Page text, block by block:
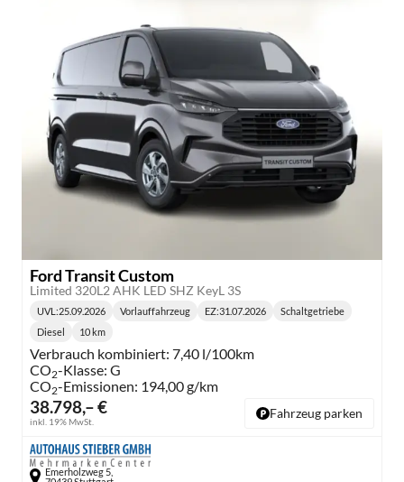
Ford Transit Custom
Limited 320L2 AHK LED SHZ KeyL 3S
38.798,– €
inkl. 19% MwSt.
Lieferzeit:
UVL :25.09.2026 Vorlauffahrzeug EZ:31.07.2026
Getriebe:
Schaltgetriebe
Kraftstoff:
Diesel
Kilometerstand:
10 km
Verbrauch kombiniert: 7,40 l/100km
CO2-Klasse: G
CO2-Emissionen: 194,00 g/km
Fahrzeug parken
Emerholzweg 5,